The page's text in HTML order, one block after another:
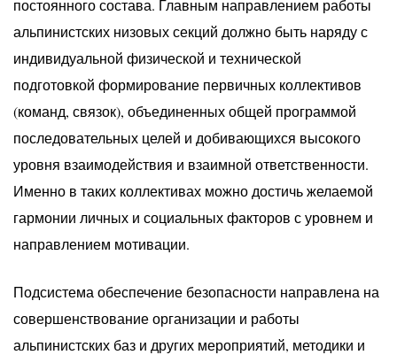
постоянного состава. Главным направлением работы
альпинистских низовых секций должно быть наряду с
индивидуальной физической и технической
подготовкой формирование первичных коллективов
(команд, связок), объединенных общей программой
последовательных целей и добивающихся высокого
уровня взаимодействия и взаимной ответственности.
Именно в таких коллективах можно достичь желаемой
гармонии личных и социальных факторов с уровнем и
направлением мотивации.
Подсистема обеспечение безопасности направлена на
совершенствование организации и работы
альпинистских баз и других мероприятий, методики и